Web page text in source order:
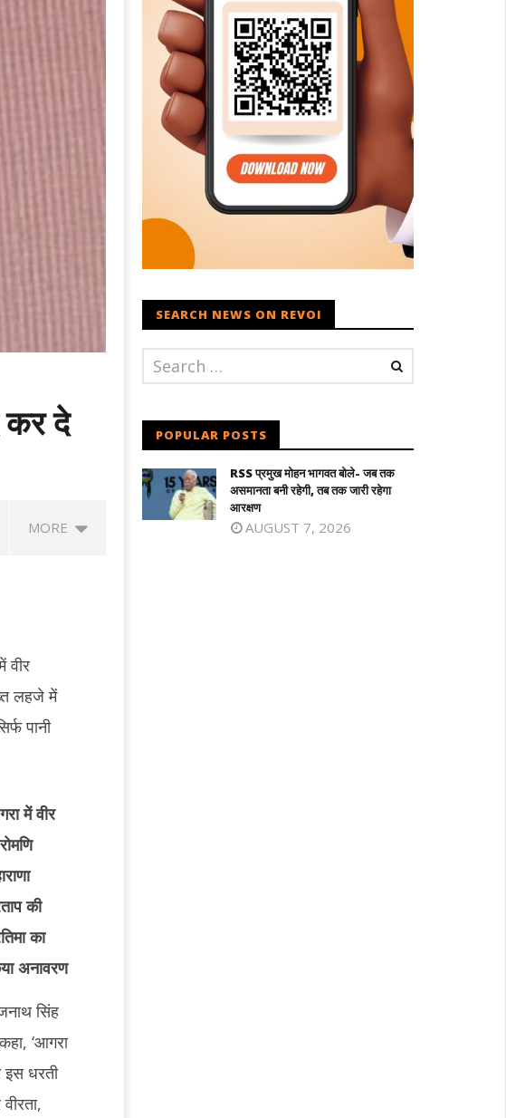
कर दे
MORE
वीर
लहजे में
पानी
में वीर
की
का
अनावरण
सिंह
‘आगरा
इस धरती
SEARCH NEWS ON REVOI
POPULAR POSTS
RSS प्रमुख मोहन भागवत बोले- जब तक
असमानता बनी रहेगी, तब तक जारी रहेगा
आरक्षण
AUGUST 7, 2026